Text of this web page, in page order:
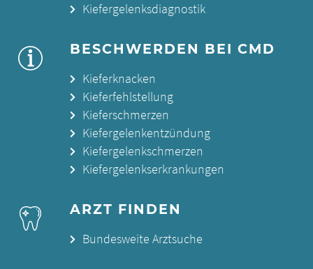
Kiefergelenksdiagnostik
BESCHWERDEN BEI CMD
Kieferknacken
Kieferfehlstellung
Kieferschmerzen
Kiefergelenkentzündung
Kiefergelenkschmerzen
Kiefergelenkserkrankungen
ARZT FINDEN
Bundesweite Arztsuche